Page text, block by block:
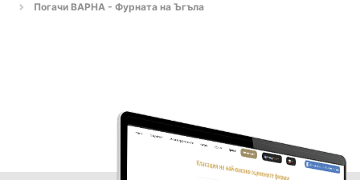
Погачи ВАРНА - Фурната на Ъгъла